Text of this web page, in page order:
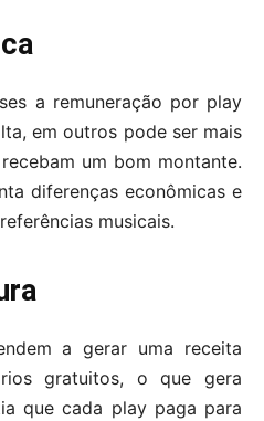
a remuneração por play
em outros pode ser mais
um bom montante.
diferenças econômicas e
musicais.
a gerar uma receita
gratuitos, o que gera
que cada play paga para